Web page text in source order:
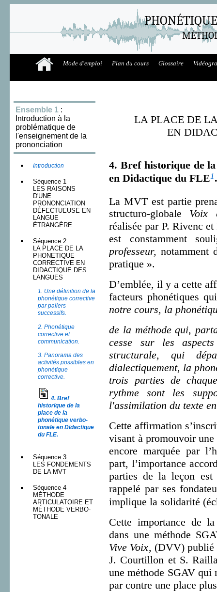
Mode d'emploi Plan du cours Glossaire
Ensemble 1 :
Introduction à la
problématique de
l'enseignement de la
prononciation
Introduction
Séquence 1
LES RAISONS
D'UNE
PRONONCIATION
DÉFECTUEUSE EN
LANGUE
ÉTRANGÈRE
Séquence 2
LA PLACE DE LA
PHONETIQUE
CORRECTIVE EN
DIDACTIQUE DES
LANGUES
1. Une définition de la
phonétique corrective
par paliers
successifs.
2. Phonétique
corrective et
communication.
3. Panorama des
activités possibles en
phonétique
corrective.
4. Bref
historique de la
place de la
phonétique verbo-
tonale en Didactique
du FLE.
Séquence 3
LES FONDEMENTS
DE LA MVT
Séquence 4
MÉTHODE
ARTICULATOIRE ET
MÉTHODE VERBO-
TONALE
LA PLACE DE
EN
4. Bref historique de
en Didactique du FLE1
La MVT est partie
structuro-globale Voix
réalisée par P. Rivenc
est constamment
professeur, notamment
pratique ».
D’emblée, il y a cette
facteurs phonétiques
notre cours, la
de la méthode qui,
cesse sur les
structurale, qui
dialectiquement, la
trois parties de
rythme sont les
l'assimilation du texte
Cette affirmation
visant à promouvoir
encore marquée par
part, l’importance
parties de la leçon est
rappelé par ses
implique la solidarité
Cette importance de
dans une méthode
Vive Voix, (DVV) publié
J. Courtillon et S.
une méthode SGAV qui
par contre une place